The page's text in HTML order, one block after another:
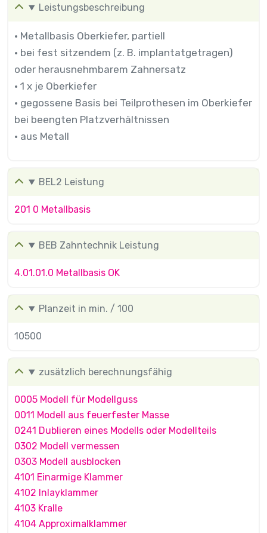
Leistungsbeschreibung
• Metallbasis Oberkiefer, partiell
• bei fest sitzendem (z. B. implantatgetragen)
oder herausnehmbarem Zahnersatz
• 1 x je Oberkiefer
• gegossene Basis bei Teilprothesen im Oberkiefer
bei beengten Platzverhältnissen
• aus Metall
BEL2 Leistung
201 0 Metallbasis
BEB Zahntechnik Leistung
4.01.01.0 Metallbasis OK
Planzeit in min. / 100
10500
zusätzlich berechnungsfähig
0005 Modell für Modellguss
0011 Modell aus feuerfester Masse
0241 Dublieren eines Modells oder Modellteils
0302 Modell vermessen
0303 Modell ausblocken
4101 Einarmige Klammer
4102 Inlayklammer
4103 Kralle
4104 Approximalklammer